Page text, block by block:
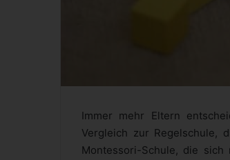
Immer mehr Eltern
Vergleich zur Regelschule,
Montessori-Schule, die sich